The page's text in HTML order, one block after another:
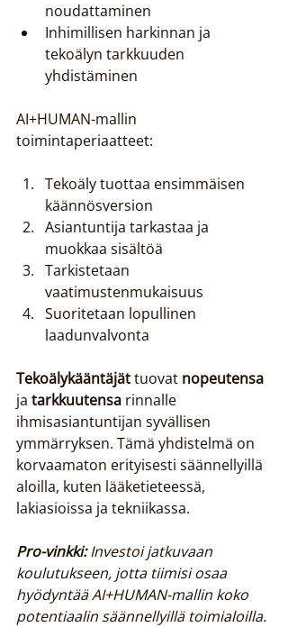
noudattaminen
Inhimillisen harkinnan ja
tekoälyn tarkkuuden
yhdistäminen
AI+HUMAN-mallin
toimintaperiaatteet:
Tekoäly tuottaa ensimmäisen
käännösversion
Asiantuntija tarkastaa ja
muokkaa sisältöä
Tarkistetaan
vaatimustenmukaisuus
Suoritetaan lopullinen
laadunvalvonta
Tekoälykääntäjät tuovat nopeutensa
ja tarkkuutensa rinnalle
ihmisasiantuntijan syvällisen
ymmärryksen. Tämä yhdistelmä on
korvaamaton erityisesti säännellyillä
aloilla, kuten lääketieteessä,
lakiasioissa ja tekniikassa.
Pro-vinkki: Investoi jatkuvaan
koulutukseen, jotta tiimisi osaa
hyödyntää AI+HUMAN-mallin koko
potentiaalin säännellyillä toimialoilla.